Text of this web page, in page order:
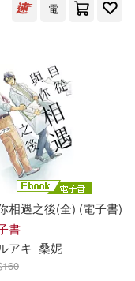
(3)
電
相遇之後(全) (電子書)
書
アキ 桑妮
160